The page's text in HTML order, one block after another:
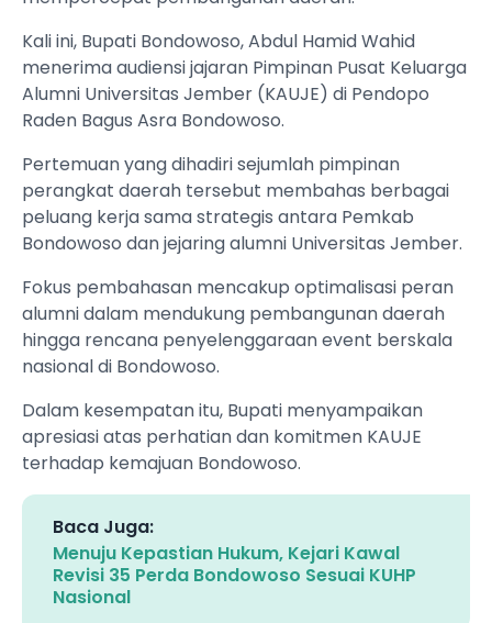
Kali ini, Bupati Bondowoso, Abdul Hamid Wahid
menerima audiensi jajaran Pimpinan Pusat Keluarga
Alumni Universitas Jember (KAUJE) di Pendopo
Raden Bagus Asra Bondowoso.
Pertemuan yang dihadiri sejumlah pimpinan
perangkat daerah tersebut membahas berbagai
peluang kerja sama strategis antara Pemkab
Bondowoso dan jejaring alumni Universitas Jember.
Fokus pembahasan mencakup optimalisasi peran
alumni dalam mendukung pembangunan daerah
hingga rencana penyelenggaraan event berskala
nasional di Bondowoso.
Dalam kesempatan itu, Bupati menyampaikan
apresiasi atas perhatian dan komitmen KAUJE
terhadap kemajuan Bondowoso.
Baca Juga:
Menuju Kepastian Hukum, Kejari Kawal
Revisi 35 Perda Bondowoso Sesuai KUHP
Nasional